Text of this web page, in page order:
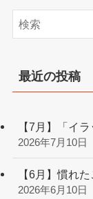
最近の投稿
【7月】「イ
2026年7月10日
【6月】慣れ
2026年6月10日